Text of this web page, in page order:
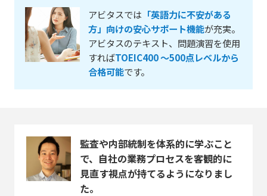
アビタスでは 「英語力に不安がある
方」向けの安心サポート機能が充実。
アビタスのテキスト、問題演習を使用
すればTOEIC400 ～500点レベルから
合格可能です。
監査や内部統制を体系的に学ぶこと
で、自社の業務プロセスを客観的に
見直す視点が持てるようになりまし
た。